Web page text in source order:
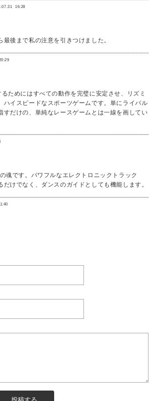
16:28
後まで私の注意を引きつけました。
ためにはすべての動作を完璧に安定させ、リズミ
ハイスピードなスポーツゲームです。単にライバル
すだけの、単純なレースゲームとは一線を画してい
魂です。パワフルなエレクトロニックトラック
だけでなく、ダンスのガイドとしても機能します。